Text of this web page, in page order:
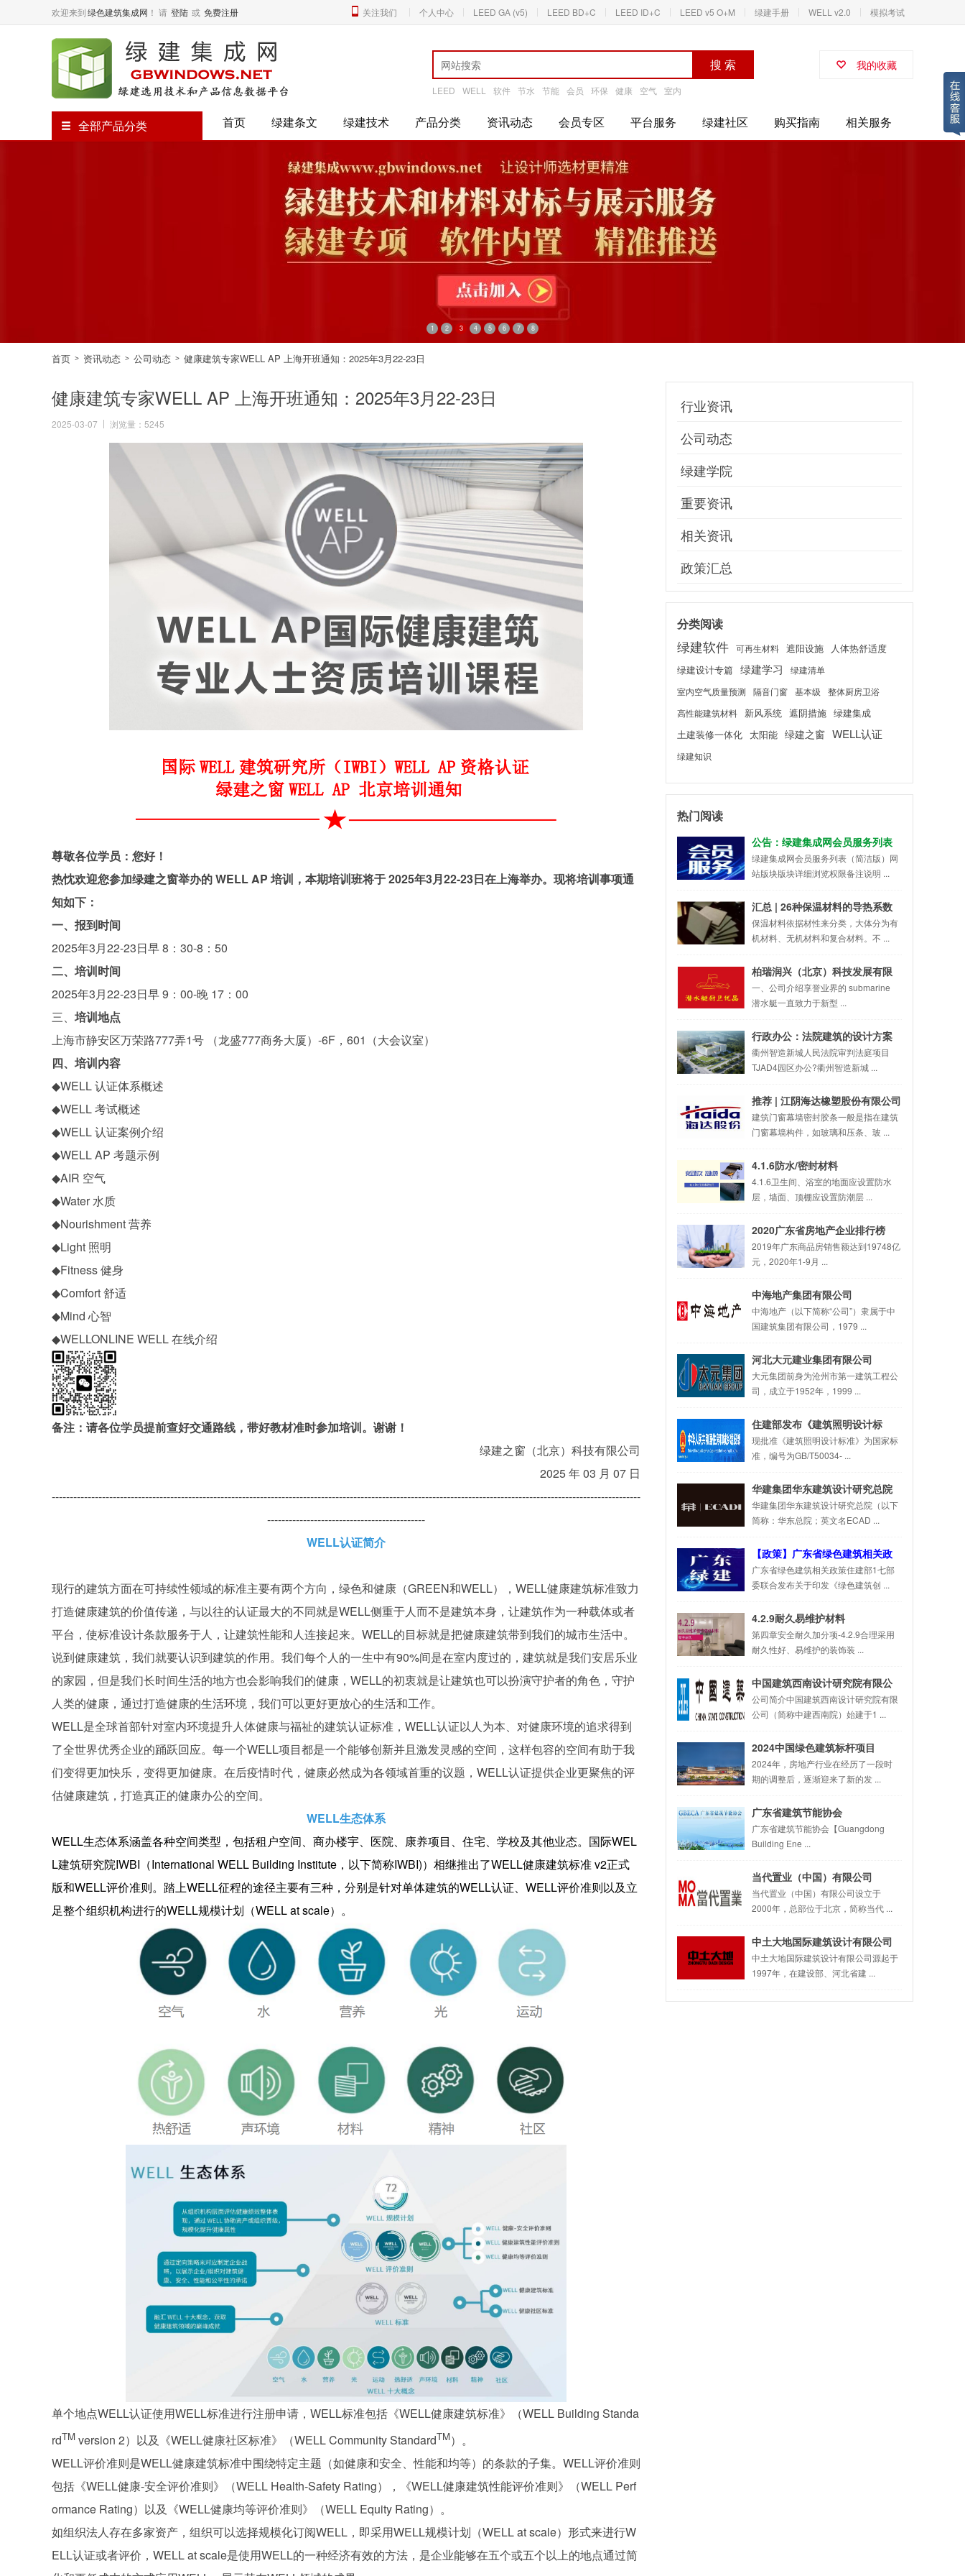
关注我们 个人中心 LEED GA (v5) LEED BD+C LEED ID+C LEED v5 O+M 绿建手册 WELL v2.0 模拟考试
欢迎来到绿色建筑集成网 ！ 请 登陆 或 免费注册
全部产品分类 首页 绿建条文 绿建技术 产品分类 资讯动态 会员专区 平台服务 绿建社区 购买指南 相关服务
搜 索
LEED WELL 软件 节水 节能 会员 环保 健康 空气 室内
我的收藏
1 2 3 4 5 6 7 8
首页 > 资讯动态 > 公司动态 > 健康建筑专家WELL AP 上海开班通知：2025年3月22-23日
健康建筑专家WELL AP 上海开班通知：2025年3月22-23日
2025-03-07 浏览量：5245
尊敬各位学员：您好！
热忱欢迎您参加绿建之窗举办的 WELL AP 培训，本期培训班将于 2025年3月22-23日在上海举办。现将培训事项通
知如下：
一、报到时间
2025年3月22-23日早 8：30-8：50
二、培训时间
2025年3月22-23日早 9：00-晚 17：00
三、 培训地点
上海市静安区万荣路777弄1号 （龙盛777商务大厦）-6F，601（大会议室）
四、培训内容
◆WELL 认证体系概述
◆WELL 考试概述
◆WELL 认证案例介绍
◆WELL AP 考题示例
◆AIR 空气
◆Water 水质
◆Nourishment 营养
◆Light 照明
◆Fitness 健身
◆Comfort 舒适
◆Mind 心智
◆WELLONLINE WELL 在线介绍
备注：请各位学员提前查好交通路线，带好教材准时参加培训。谢谢！
绿建之窗（北京）科技有限公司
2025 年 03 月 07 日
--------------------------------------------------------------------------------------------------------------------------------------------------------------------
--------------------------------------------
WELL认证简介
现行的建筑方面在可持续性领域的标准主要有两个方向，绿色和健康（GREEN和WELL），WELL健康建筑标准致力
打造健康建筑的价值传递，与以往的认证最大的不同就是WELL侧重于人而不是建筑本身，让建筑作为一种载体或者
平台，使标准设计条款服务于人，让建筑性能和人连接起来。WELL的目标就是把健康建筑带到我们的城市生活中。
说到健康建筑，我们就要认识到建筑的作用。我们每个人的一生中有90%间是在室内度过的，建筑就是我们安居乐业
的家园，但是我们长时间生活的地方也会影响我们的健康，WELL的初衷就是让建筑也可以扮演守护者的角色，守护
人类的健康，通过打造健康的生活环境，我们可以更好更放心的生活和工作。
WELL是全球首部针对室内环境提升人体健康与福祉的建筑认证标准，WELL认证以人为本、对健康环境的追求得到
了全世界优秀企业的踊跃回应。每一个WELL项目都是一个能够创新并且激发灵感的空间，这样包容的空间有助于我
们变得更加快乐，变得更加健康。在后疫情时代，健康必然成为各领域首重的议题，WELL认证提供企业更聚焦的评
估健康建筑，打造真正的健康办公的空间。
WELL生态体系
WELL生态体系涵盖各种空间类型，包括租户空间、商办楼宇、医院、康养项目、住宅、学校及其他业态。国际WEL
L建筑研究院IWBI（International WELL Building Institute，以下简称IWBI)）相继推出了WELL健康建筑标准 v2正式
版和WELL评价准则。踏上WELL征程的途径主要有三种，分别是针对单体建筑的WELL认证、WELL评价准则以及立
足整个组织机构进行的WELL规模计划（WELL at scale）。
单个地点WELL认证使用WELL标准进行注册申请，WELL标准包括《WELL健康建筑标准》（WELL Building Standa
rdTM version 2）以及《WELL健康社区标准》（WELL Community StandardTM）。
WELL评价准则是WELL健康建筑标准中围绕特定主题（如健康和安全、性能和均等）的条款的子集。WELL评价准则
包括《WELL健康-安全评价准则》（WELL Health-Safety Rating），《WELL健康建筑性能评价准则》（WELL Perf
ormance Rating）以及《WELL健康均等评价准则》（WELL Equity Rating）。
如组织法人存在多家资产，组织可以选择规模化订阅WELL，即采用WELL规模计划（WELL at scale）形式来进行W
ELL认证或者评价，WELL at scale是使用WELL的一种经济有效的方法，是企业能够在五个或五个以上的地点通过简
行业资讯
公司动态
绿建学院
重要资讯
相关资讯
政策汇总
分类阅读
绿建软件 可再生材料 遮阳设施
人体热舒适度
绿建设计专篇 绿建学习
绿建清单
室内空气质量预测
隔音门窗 基本级
整体厨房卫浴
高性能建筑材料
新风系统 遮阴措施 绿建集成
土建装修一体化
太阳能 绿建之窗 WELL认证
绿建知识
热门阅读
公告：绿建集成网会员服务列表
（LEED、WELL及软件配套资
料）
绿建集成网会员服务列表（简洁版）网
站版块版块详细浏览权限备注说明 ...
汇总 | 26种保温材料的导热系数
排行榜
保温材料依据材性来分类，大体分为有
机材料、无机材料和复合材料。不 ...
柏瑞润兴（北京）科技发展有限
公司
一、公司介绍享誉业界的 submarine
潜水艇一直致力于新型 ...
行政办公：法院建筑的设计方案
衢州智造新城人民法院审判法庭项目
TJAD4园区办公?衢州智造新城 ...
推荐 | 江阴海达橡塑股份有限公司
建筑门窗幕墙密封胶条一般是指在建筑
门窗幕墙构件，如玻璃和压条、玻 ...
4.1.6防水/密封材料
4.1.6卫生间、浴室的地面应设置防水
层，墙面、顶棚应设置防潮层 ...
2020广东省房地产企业排行榜
（100强）
2019年广东商品房销售额达到19748亿
元，2020年1-9月 ...
中海地产集团有限公司
中海地产（以下简称“公司”）隶属于中
国建筑集团有限公司，1979 ...
河北大元建业集团有限公司
大元集团前身为沧州市第一建筑工程公
司，成立于1952年，1999 ...
住建部发布《建筑照明设计标
准》GB/T50034-2024
现批准《建筑照明设计标准》为国家标
准，编号为GB/T50034- ...
华建集团华东建筑设计研究总院
华建集团华东建筑设计研究总院（以下
简称：华东总院；英文名ECAD ...
【政策】广东省绿色建筑相关政
策资料汇总
广东省绿色建筑相关政策住建部1七部
委联合发布关于印发《绿色建筑创 ...
4.2.9耐久易维护材料
第四章安全耐久加分项-4.2.9合理采用
耐久性好、易维护的装饰装 ...
中国建筑西南设计研究院有限公
司
公司简介中国建筑西南设计研究院有限
公司（简称中建西南院）始建于1 ...
2024中国绿色建筑标杆项目
2024年，房地产行业在经历了一段时
期的调整后，逐渐迎来了新的发 ...
广东省建筑节能协会
广东省建筑节能协会【Guangdong
Building Ene ...
当代置业（中国）有限公司
当代置业（中国）有限公司设立于
2000年，总部位于北京，简称当代 ...
中土大地国际建筑设计有限公司
中土大地国际建筑设计有限公司源起于
1997年，在建设部、河北省建 ...